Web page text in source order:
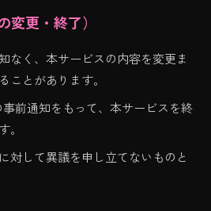
変更・終了）
なく、本サービスの内容を変更ま
ことがあります。
前通知をもって、本サービスを終
。
対して異議を申し立てないものと